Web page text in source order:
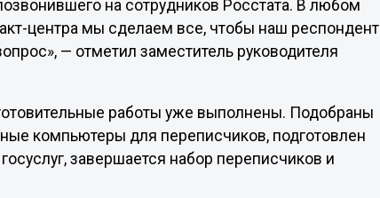
на сотрудников Росстата. В любом
центра мы сделаем все, чтобы наш респондент
— отметил заместитель руководителя
работы уже выполнены. Подобраны
компьютеры для переписчиков, подготовлен
завершается набор переписчиков и